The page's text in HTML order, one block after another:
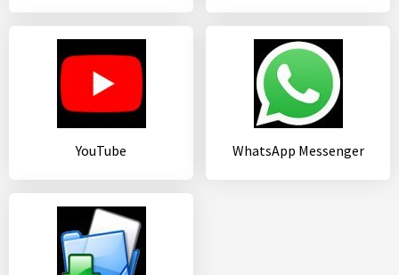
YouTube WhatsApp Messenger